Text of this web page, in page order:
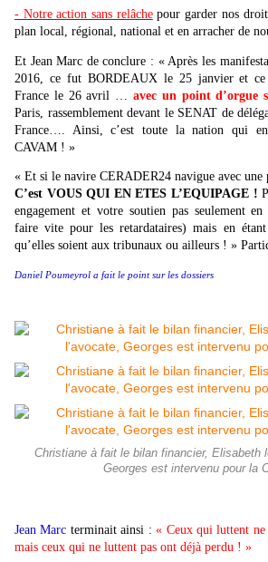
- Notre action sans relâchepour garder nos
plan local, régional, national et en arracher de
Et Jean Marc de conclure : « Après les
2016, ce fut BORDEAUX le 25 janvier et ce
France le 26 avril … avec un point d’orgue
Paris, rassemblement devant le SENAT de
France…. Ainsi, c’est toute la nation qui
CAVAM ! »
« Et si le navire CERADER24 navigue avec une
C’est VOUS QUI EN ETES L’EQUIPAGE !
engagement et votre soutien pas seulement
faire vite pour les retardataires) mais en
qu’elles soient aux tribunaux ou ailleurs ! »
Daniel Poumeyrol a fait le point sur les dossiers
Christiane à fait le bilan financier, Elisabeth
Georges est intervenu pour la
Jean Marc terminait ainsi :« Ceux qui luttent ne
mais ceux qui ne luttent pas ont déjà perdu ! »